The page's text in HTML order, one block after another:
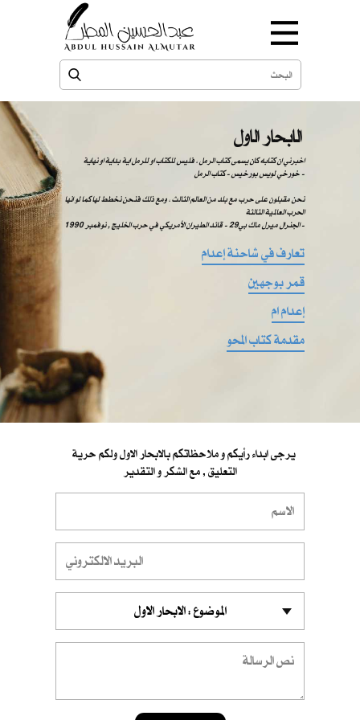
الابحار الاول
اخبرني ان كتابه كان يسمى كتاب الرمل ، فليس للكتاب او للرمل اية بداية او نهاية
خورخي لويس بورخيس - كتاب الرمل -
نحن مقبلون على حرب مع بلد من العالم الثالث ، ومع ذلك فنحن نخطط لها كما لو انها
الحرب العالمية الثالثة
الجنرال ميرل ماك بي29 - قائد الطيران الأمريكي في حرب الخليج , نوفمبر 1990 -
تعارف في شاحنة إعدام
قمر بوجهين
إعدام ام
مقدمة كتاب المحو
التعليق , مع الشكر و التقدير